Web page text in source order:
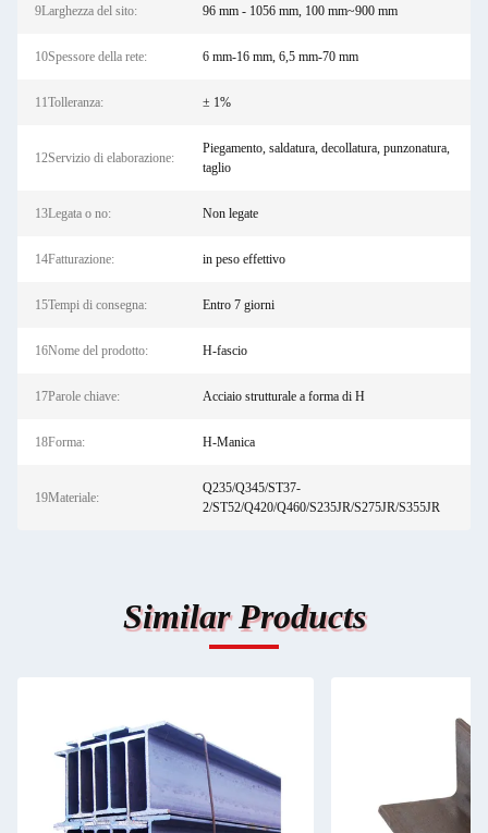
9Larghezza del sito: 96 mm - 1056 mm, 100 mm~900 mm
10Spessore della rete: 6 mm-16 mm, 6,5 mm-70 mm
11Tolleranza: ± 1%
12Servizio di elaborazione:
Piegamento, saldatura, decollatura, punzonatura,
taglio
13Legata o no: Non legate
14Fatturazione: in peso effettivo
15Tempi di consegna: Entro 7 giorni
16Nome del prodotto: H-fascio
17Parole chiave: Acciaio strutturale a forma di H
18Forma: H-Manica
19Materiale:
Q235/Q345/ST37-
2/ST52/Q420/Q460/S235JR/S275JR/S355JR
Similar Products